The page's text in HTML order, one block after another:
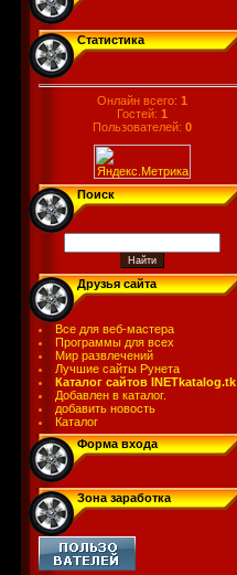
Статистика
Онлайн всего: 1
Гостей: 1
Пользователей: 0
Поиск
Друзья сайта
Все для веб-мастера
Программы для всех
Мир развлечений
Лучшие сайты Рунета
Каталог сайтов INETkatalog.tk
Добавлен в каталог.
добавить новость
Каталог
Форма входа
Зона заработка